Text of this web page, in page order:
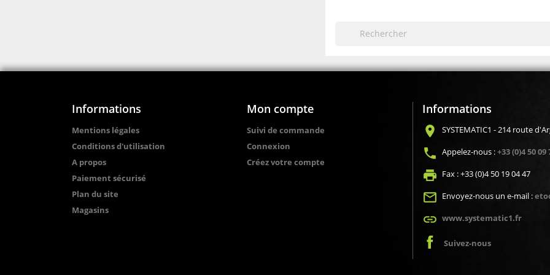
Informations
Mentions légales
Conditions d'utilisation
A propos
Paiement sécurisé
Plan du site
Magasins
Mon compte
Suivi de commande
Connexion
Créez votre compte
Informations
location_on SYSTEMATIC1 - 214 route
local_phone Appelez-nous :+33 (0)4 50 09
local_printshop Fax :+33 (0)4 50 19 04 47
mail_outline Envoyez-nous un e-mail :
link www.systematic1.fr
Suivez-nous